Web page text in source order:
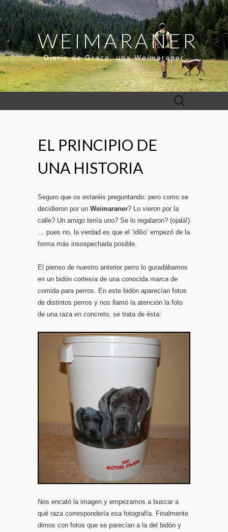
WEIMARANER
Diario de Grace, una Weimaraner
Buscar:
EL PRINCIPIO DE
UNA HISTORIA
Seguro que os estaréis preguntando: pero como se
decidieron por un Weimaraner? Lo vieron por la
calle? Un amigo tenía uno? Se lo regalaron? (ojalá!)
… pues no, la verdad es que el ‘idilio’ empezó de la
forma más insospechada posible.
El pienso de nuestro anterior perro lo guradábamos
en un bidón cortesía de una conocida marca de
comida para perros. En este bidón aparecían fotos
de distintos perros y nos llamó la atención la foto
de una raza en concreto, se trata de ésta:
Nos encató la imagen y empezamos a buscar a
qué raza correspondería esa fotografía. Finalmente
dimos con fotos que se parecían a la del bidón y